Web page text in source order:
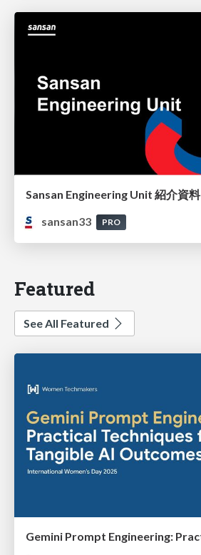
Sansan Engineering Unit 紹介資料
sansan33
PRO
Featured
See All Featured